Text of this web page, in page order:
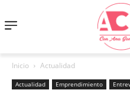
Inicio Actualidad
Actualidad Emprendimiento